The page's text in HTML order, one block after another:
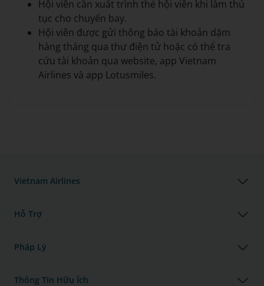
Hội viên cần xuất trình thẻ hội viên khi làm thủ
tục cho chuyến bay.
Hội viên được gửi thông báo tài khoản dặm
hàng tháng qua thư điện tử hoặc có thể tra
cứu tài khoản qua website, app Vietnam
Airlines và app Lotusmiles.
Vietnam Airlines
Hỗ Trợ
Pháp Lý
Thông Tin Hữu Ích